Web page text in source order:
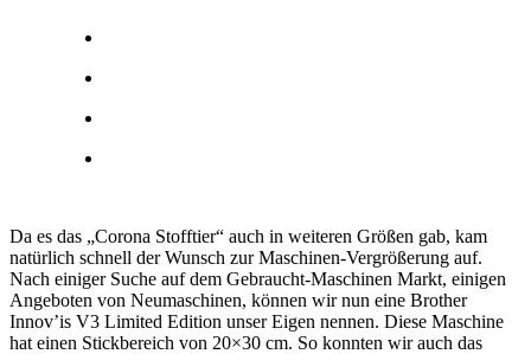
Da es das „Corona Stofftier“ auch in weiteren Größen gab, kam
natürlich schnell der Wunsch zur Maschinen-Vergrößerung auf.
Nach einiger Suche auf dem Gebraucht-Maschinen Markt, einigen
Angeboten von Neumaschinen, können wir nun eine Brother
Innov’is V3 Limited Edition unser Eigen nennen. Diese Maschine
hat einen Stickbereich von 20×30 cm. So konnten wir auch das